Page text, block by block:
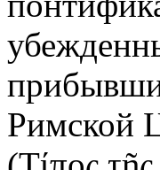
Римской